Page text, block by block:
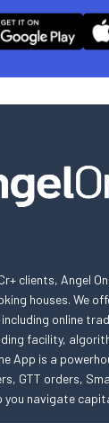
clients, Angel
houses. We
online
facility,
App is a
GTT orders,
you navigate